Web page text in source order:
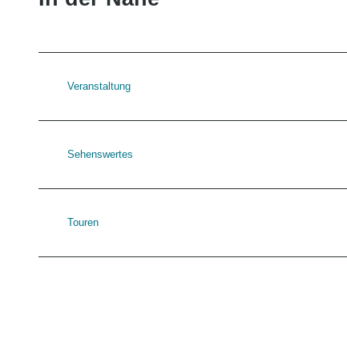
Veranstaltung
Sehenswertes
Touren